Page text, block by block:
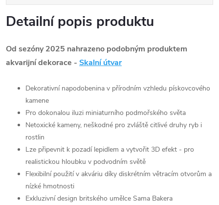
Detailní popis produktu
Od sezóny 2025 nahrazeno podobným produktem
akvarijní dekorace - Skalní útvar
Dekorativní napodobenina v přírodním vzhledu pískovcového
kamene
Pro dokonalou iluzi miniaturního podmořského světa
Netoxické kameny, neškodné pro zvláště citlivé druhy ryb i
rostlin
Lze připevnit k pozadí lepidlem a vytvořit 3D efekt - pro
realistickou hloubku v podvodním světě
Flexibilní použití v akváriu díky diskrétním větracím otvorům a
nízké hmotnosti
Exkluzivní design britského umělce Sama Bakera